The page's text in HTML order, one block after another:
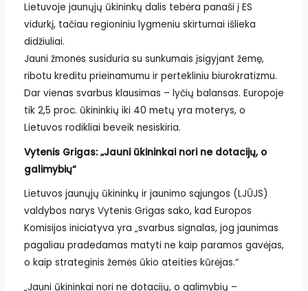
Lietuvoje jaunųjų ūkininkų dalis tebėra panaši į ES
vidurkį, tačiau regioniniu lygmeniu skirtumai išlieka
didžiuliai.
Jauni žmonės susiduria su sunkumais įsigyjant žemę,
ribotu kreditu prieinamumu ir pertekliniu biurokratizmu.
Dar vienas svarbus klausimas – lyčių balansas. Europoje
tik 2,5 proc. ūkininkių iki 40 metų yra moterys, o
Lietuvos rodikliai beveik nesiskiria.
Vytenis Grigas: „Jauni ūkininkai nori ne dotacijų, o
galimybių“
Lietuvos jaunųjų ūkininkų ir jaunimo sąjungos (LJŪJS)
valdybos narys Vytenis Grigas sako, kad Europos
Komisijos iniciatyva yra „svarbus signalas, jog jaunimas
pagaliau pradedamas matyti ne kaip paramos gavėjas,
o kaip strateginis žemės ūkio ateities kūrėjas.“
„Jauni ūkininkai nori ne dotacijų, o galimybių –